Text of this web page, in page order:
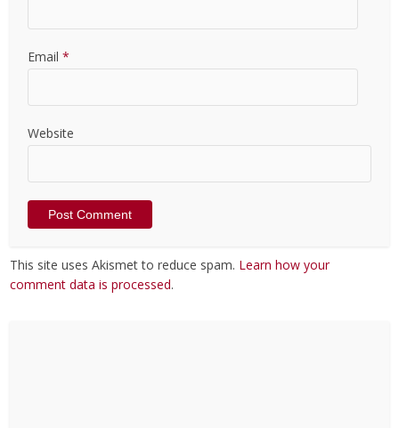
Email *
Website
This site uses Akismet to reduce spam. Learn how your
comment data is processed.